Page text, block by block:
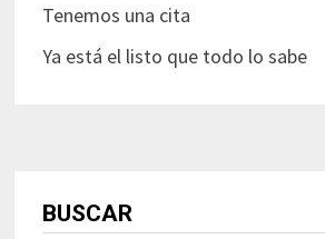
Tenemos una cita
Ya está el listo que todo lo sabe
BUSCAR